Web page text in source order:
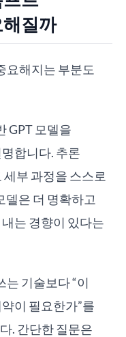
질까
요해지는 부분도
GPT 모델을
합니다. 추론
부 과정을 스스로
델은 더 명확하고
는 경향이 있다는
는 기술보다 “이
이 필요한가”를
. 간단한 질문은